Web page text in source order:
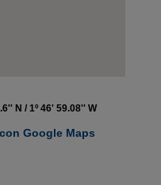
N / 1º 46' 59.08'' W
Google Maps